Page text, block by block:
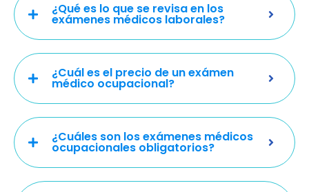
¿Qué es lo que se revisa en los
exámenes médicos laborales?
¿Cuál es el precio de un exámen
médico ocupacional?
¿Cuáles son los exámenes médicos
ocupacionales obligatorios?